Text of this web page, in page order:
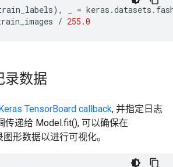
), = keras .datasets .
/ 255.0
录数据
TensorBoard callback, 并指定日志
传递给 Model.fit(), 可以确保在
形数据以进行可视化。